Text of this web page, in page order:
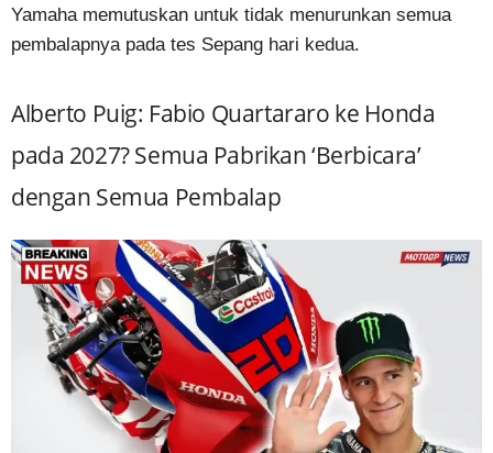
Yamaha memutuskan untuk tidak menurunkan semua
pembalapnya pada tes Sepang hari kedua.
Alberto Puig: Fabio Quartararo ke Honda
pada 2027? Semua Pabrikan ‘Berbicara’
dengan Semua Pembalap